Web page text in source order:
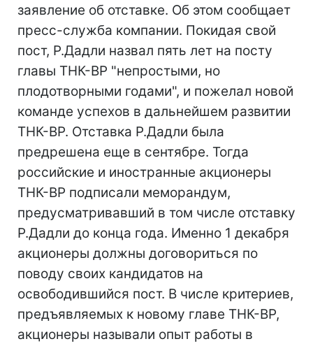
заявление об отставке. Об этом сообщает
пресс-служба компании. Покидая свой
пост, Р.Дадли назвал пять лет на посту
главы ТНК-ВР "непростыми, но
плодотворными годами", и пожелал новой
команде успехов в дальнейшем развитии
ТНК-ВР. Отставка Р.Дадли была
предрешена еще в сентябре. Тогда
российские и иностранные акционеры
ТНК-ВР подписали меморандум,
предусматривавший в том числе отставку
Р.Дадли до конца года. Именно 1 декабря
акционеры должны договориться по
поводу своих кандидатов на
освободившийся пост. В числе критериев,
предъявляемых к новому главе ТНК-ВР,
акционеры называли опыт работы в